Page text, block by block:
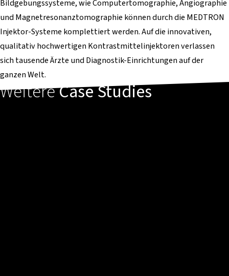
Bildgebungssysteme, wie Computertomographie, Angiographie
und Magnetresonanztomographie können durch die MEDTRON
Injektor-Systeme komplettiert werden. Auf die innovativen,
qualitativ hochwertigen Kontrastmittelinjektoren verlassen
sich tausende Ärzte und Diagnostik-Einrichtungen auf der
ganzen Welt.
WeitereCase Studies